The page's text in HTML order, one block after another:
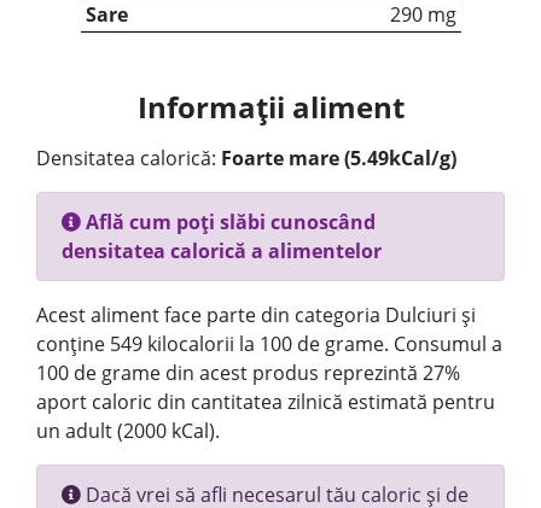
Sare
290 mg
Informații aliment
Densitatea calorică: Foarte mare (5.49kCal/g)
Află cum poți slăbi cunoscând
densitatea calorică a alimentelor
Acest aliment face parte din categoria Dulciuri și
conține 549 kilocalorii la 100 de grame. Consumul a
100 de grame din acest produs reprezintă 27%
aport caloric din cantitatea zilnică estimată pentru
un adult (2000 kCal).
Dacă vrei să afli necesarul tău caloric și de